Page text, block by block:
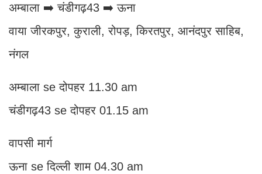
अम्बाला ➡️ चंडीगढ़43 ➡️ ऊना
वाया जीरकपुर, कुराली, रोपड़, किरतपुर, आनंदपुर साहिब,
नंगल
अम्बाला se दोपहर 11.30 am
चंडीगढ़43 se दोपहर 01.15 am
वापसी मार्ग
ऊना se दिल्ली शाम 04.30 am